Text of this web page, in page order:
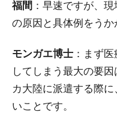
福間 ：早速ですが、
の原因と具体例をうか
モンガエ博士 ：まず
してしまう最大の要
カ大陸に派遣する際
いことです。